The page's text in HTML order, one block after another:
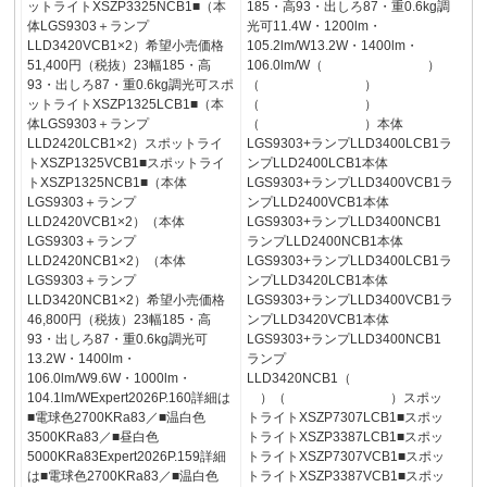
ットライトXSZP3325NCB1■（本
体LGS9303＋ランプ
LLD3420VCB1×2）希望小売価格
51,400円（税抜）23幅185・高
93・出しろ87・重0.6kg調光可スポ
ットライトXSZP1325LCB1■（本
体LGS9303＋ランプ
LLD2420LCB1×2）スポットライ
トXSZP1325VCB1■スポットライ
トXSZP1325NCB1■（本体
LGS9303＋ランプ
LLD2420VCB1×2）（本体
LGS9303＋ランプ
LLD2420NCB1×2）（本体
LGS9303＋ランプ
LLD3420NCB1×2）希望小売価格
46,800円（税抜）23幅185・高
93・出しろ87・重0.6kg調光可
13.2W・1400lm・
106.0lm/W9.6W・1000lm・
104.1lm/WExpert2026P.160詳細は
■電球色2700KRa83／■温白色
3500KRa83／■昼白色
5000KRa83Expert2026P.159詳細
は■電球色2700KRa83／■温白色
185・高93・出しろ87・重0.6kg調
光可11.4W・1200lm・
105.2lm/W13.2W・1400lm・
106.0lm/W（ ）
（ ）
（ ）
（ ）本体
LGS9303+ランプLLD3400LCB1ラ
ンプLLD2400LCB1本体
LGS9303+ランプLLD3400VCB1ラ
ンプLLD2400VCB1本体
LGS9303+ランプLLD3400NCB1
ランプLLD2400NCB1本体
LGS9303+ランプLLD3400LCB1ラ
ンプLLD3420LCB1本体
LGS9303+ランプLLD3400VCB1ラ
ンプLLD3420VCB1本体
LGS9303+ランプLLD3400NCB1
ランプ
LLD3420NCB1（
）（ ）スポッ
トライトXSZP7307LCB1■スポッ
トライトXSZP3387LCB1■スポッ
トライトXSZP7307VCB1■スポッ
トライトXSZP3387VCB1■スポッ